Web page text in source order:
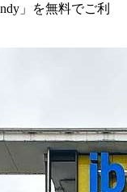
」を無料でご利